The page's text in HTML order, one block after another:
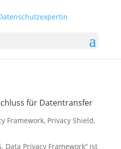
für Datentransfer
Framework, Privacy Shield,
Data Privacy Framework“ ist